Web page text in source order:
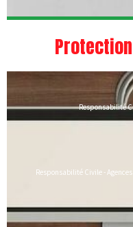
Responsabilité
Responsabilité Civile -